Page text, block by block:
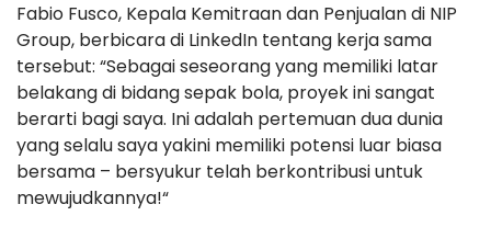
Fabio Fusco, Kepala Kemitraan dan Penjualan di NIP
Group, berbicara di LinkedIn tentang kerja sama
tersebut: “Sebagai seseorang yang memiliki latar
belakang di bidang sepak bola, proyek ini sangat
berarti bagi saya. Ini adalah pertemuan dua dunia
yang selalu saya yakini memiliki potensi luar biasa
bersama – bersyukur telah berkontribusi untuk
mewujudkannya!“